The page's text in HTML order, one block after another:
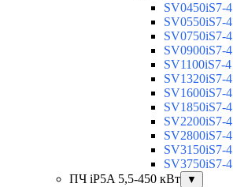
SV0450iS7-4
SV0550iS7-4
SV0750iS7-4
SV0900iS7-4
SV1100iS7-4
SV1320iS7-4
SV1600iS7-4
SV1850iS7-4
SV2200iS7-4
SV2800iS7-4
SV3150iS7-4
SV3750iS7-4
ПЧ iP5A 5,5-450 кВт
▼